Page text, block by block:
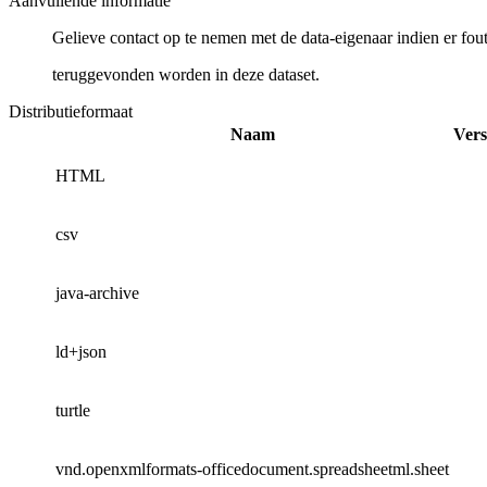
Gelieve contact op te nemen met de data-eigenaar indien er
teruggevonden worden in deze dataset.
Distributieformaat
Naam
HTML
csv
java-archive
ld+json
turtle
vnd.openxmlformats-officedocument.spreadsheetml.sheet